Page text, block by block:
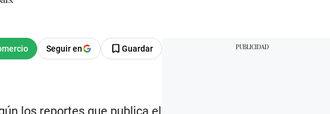
Seguir en Guardar